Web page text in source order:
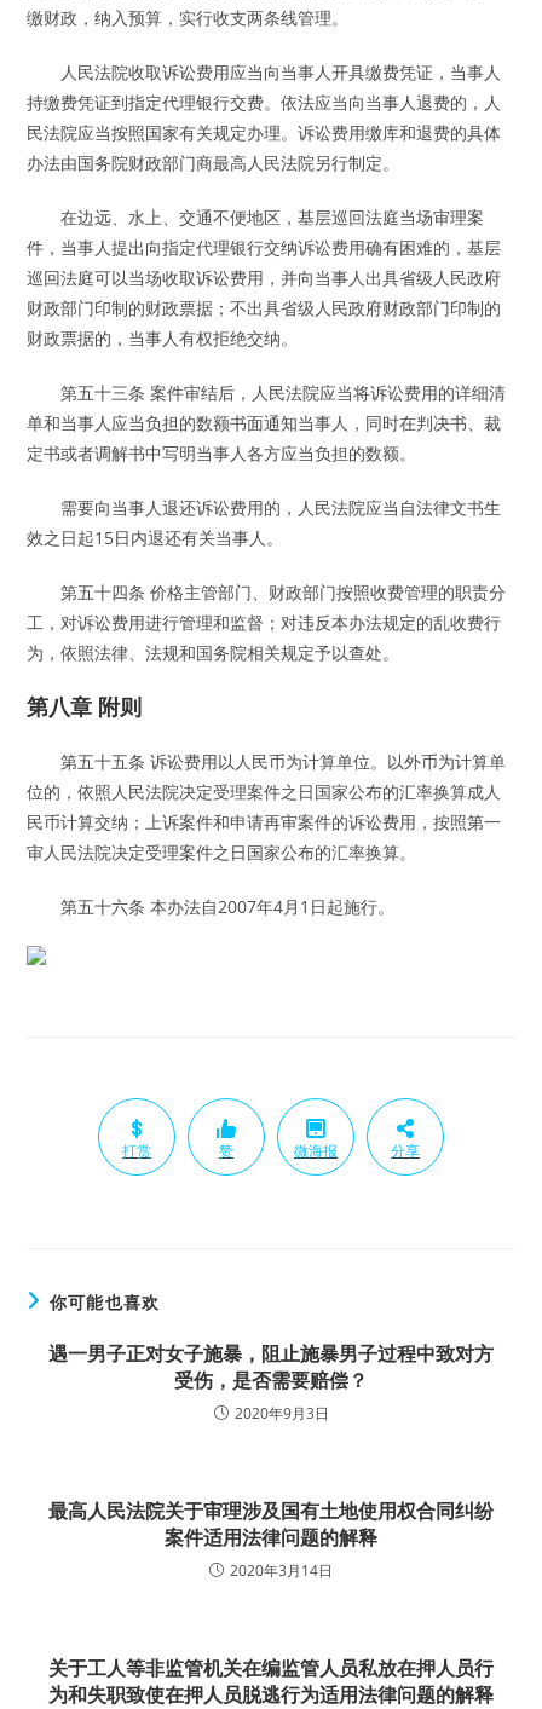
缴财政，纳入预算，实行收支两条线管理。
人民法院收取诉讼费用应当向当事人开具缴费凭证，当事人
持缴费凭证到指定代理银行交费。依法应当向当事人退费的，人
民法院应当按照国家有关规定办理。诉讼费用缴库和退费的具体
办法由国务院财政部门商最高人民法院另行制定。
在边远、水上、交通不便地区，基层巡回法庭当场审理案
件，当事人提出向指定代理银行交纳诉讼费用确有困难的，基层
巡回法庭可以当场收取诉讼费用，并向当事人出具省级人民政府
财政部门印制的财政票据；不出具省级人民政府财政部门印制的
财政票据的，当事人有权拒绝交纳。
第五十三条 案件审结后，人民法院应当将诉讼费用的详细清
单和当事人应当负担的数额书面通知当事人，同时在判决书、裁
定书或者调解书中写明当事人各方应当负担的数额。
需要向当事人退还诉讼费用的，人民法院应当自法律文书生
效之日起15日内退还有关当事人。
第五十四条 价格主管部门、财政部门按照收费管理的职责分
工，对诉讼费用进行管理和监督；对违反本办法规定的乱收费行
为，依照法律、法规和国务院相关规定予以查处。
第八章 附则
第五十五条 诉讼费用以人民币为计算单位。以外币为计算单
位的，依照人民法院决定受理案件之日国家公布的汇率换算成人
民币计算交纳；上诉案件和申请再审案件的诉讼费用，按照第一
审人民法院决定受理案件之日国家公布的汇率换算。
第五十六条 本办法自2007年4月1日起施行。
打赏 赞 微海报 分享
你可能也喜欢
遇一男子正对女子施暴，阻止施暴男子过程中致对方
受伤，是否需要赔偿？
2020年9月3日
最高人民法院关于审理涉及国有土地使用权合同纠纷
案件适用法律问题的解释
2020年3月14日
关于工人等非监管机关在编监管人员私放在押人员行
为和失职致使在押人员脱逃行为适用法律问题的解释